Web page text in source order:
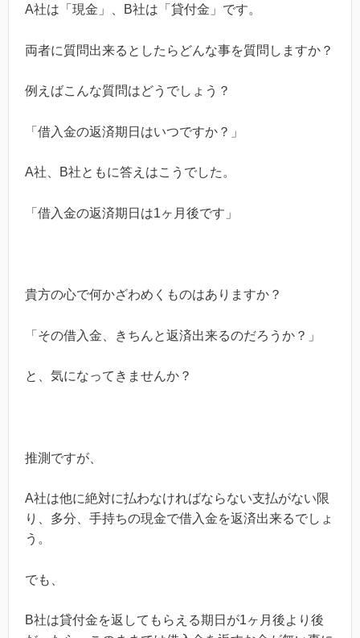
A社は「現金」、B社は「貸付金」です。
両者に質問出来るとしたらどんな事を質問しますか？
例えばこんな質問はどうでしょう？
「借入金の返済期日はいつですか？」
A社、 B社ともに答えはこうでした。
「借入金の返済期日は1ヶ月後です」
貴方の心で何かざわめくものはありますか？
「その借入金、きちんと返済出来るのだろうか？」
と、気になってきませんか？
推測ですが、
A社は他に絶対に払わなければならない支払がない限
り、多分、手持ちの現金で借入金を返済出来るでしょ
う。
でも、
B社は貸付金を返してもらえる期日が1ヶ月後より後